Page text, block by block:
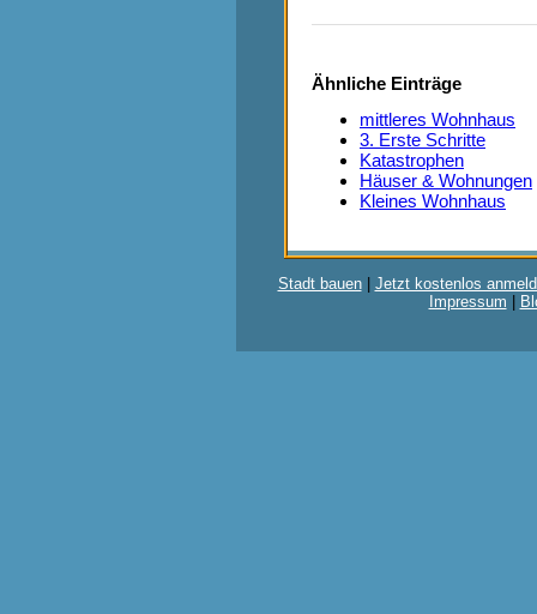
Ähnliche Einträge
mittleres Wohnhaus
3. Erste Schritte
Katastrophen
Häuser & Wohnungen
Kleines Wohnhaus
Stadt bauen| Jetzt kostenlos
Impressum